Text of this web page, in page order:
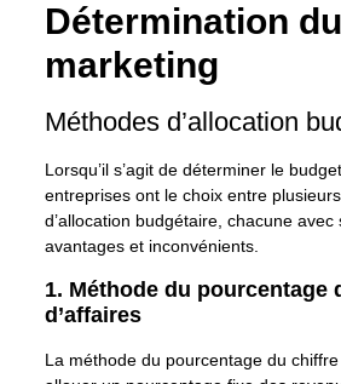
Détermination
marketing
Méthodes d’allocation
Lorsqu’il s’agit de déterminer le
entreprises ont le choix entre
d’allocation budgétaire, chacune avec
avantages et inconvénients.
1. Méthode du pourcentage
d’affaires
La méthode du pourcentage du chiffre